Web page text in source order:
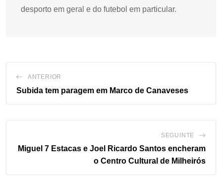
desporto em geral e do futebol em particular.
ANTERIOR
Subida tem paragem em Marco de Canaveses
SEGUINTE
Miguel 7 Estacas e Joel Ricardo Santos encheram
o Centro Cultural de Milheirós